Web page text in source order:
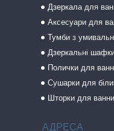
Дзеркала для
Аксесуари для
Тумби з
Дзеркальні
Полички для
Сушарки для
Шторки для